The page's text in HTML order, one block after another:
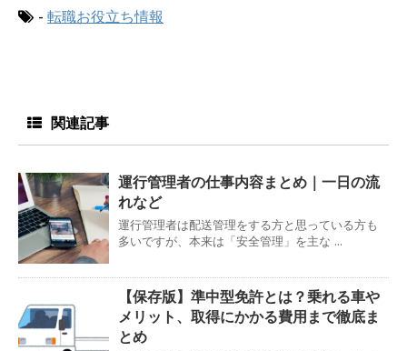
- 転職お役立ち情報
関連記事
運行管理者の仕事内容まとめ｜一日の流
れなど
運行管理者は配送管理をする方と思っている方も
多いですが、本来は「安全管理」を主な ...
【保存版】準中型免許とは？乗れる車や
メリット、取得にかかる費用まで徹底ま
とめ